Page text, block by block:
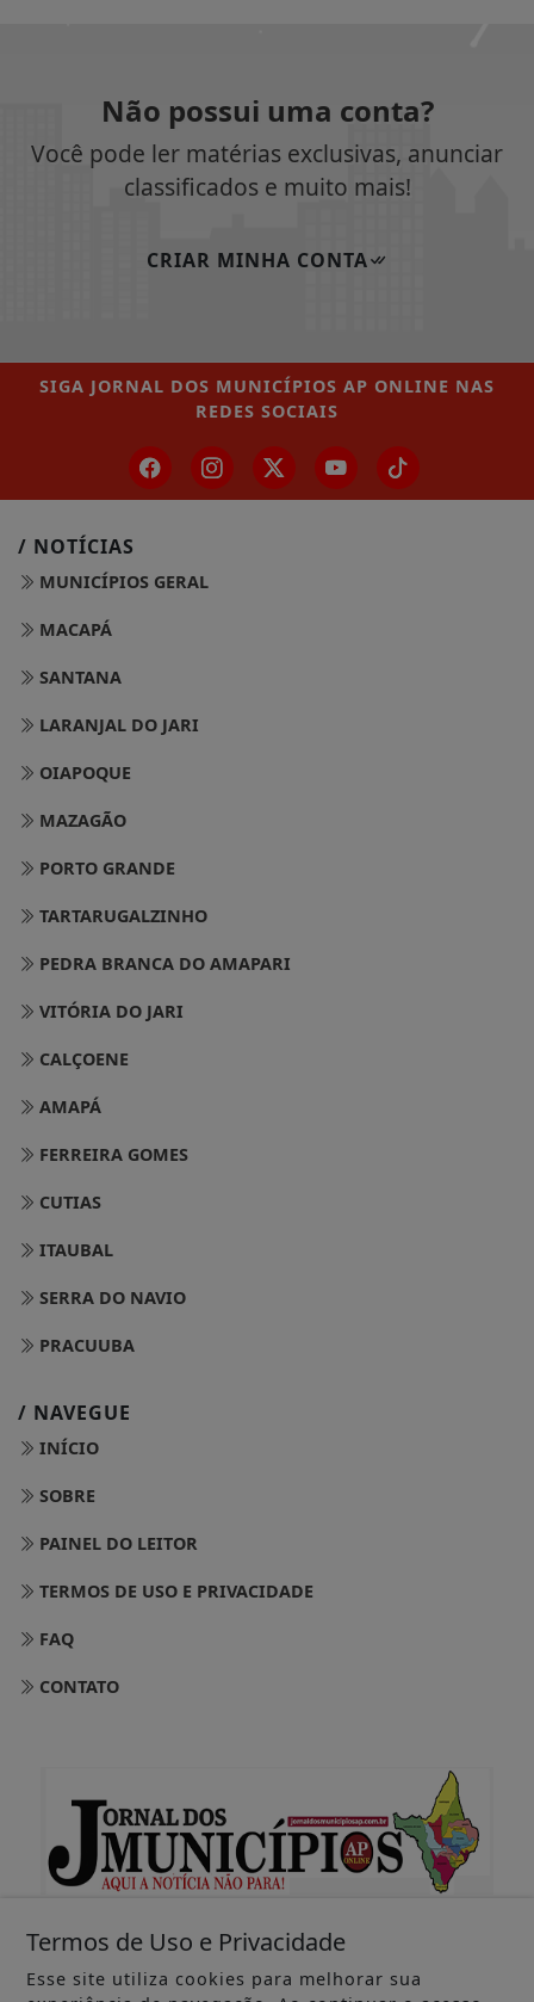
Não possui uma conta?
Você pode ler matérias exclusivas, anunciar
classificados e muito mais!
CRIAR MINHA CONTA
SIGA JORNAL DOS MUNICÍPIOS AP ONLINE NAS
REDES SOCIAIS
/ NOTÍCIAS
MUNICÍPIOS GERAL
MACAPÁ
SANTANA
LARANJAL DO JARI
OIAPOQUE
MAZAGÃO
PORTO GRANDE
TARTARUGALZINHO
PEDRA BRANCA DO AMAPARI
VITÓRIA DO JARI
CALÇOENE
AMAPÁ
FERREIRA GOMES
CUTIAS
ITAUBAL
SERRA DO NAVIO
PRACUUBA
/ NAVEGUE
INÍCIO
SOBRE
PAINEL DO LEITOR
TERMOS DE USO E PRIVACIDADE
FAQ
CONTATO
Termos de Uso e Privacidade
Esse site utiliza cookies para melhorar sua